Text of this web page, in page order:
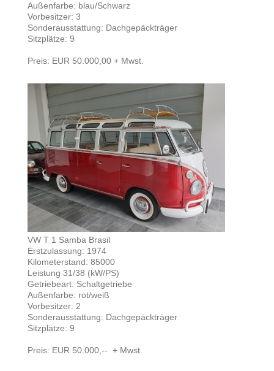
Außenfarbe: blau/Schwarz
Vorbesitzer: 3
Sonderausstattung: Dachgepäckträger
Sitzplätze: 9
Preis: EUR 50.000,00 + Mwst.
VW T 1 Samba Brasil
Erstzulassung: 1974
Kilometerstand: 85000
Leistung 31/38 (kW/PS)
Getriebeart: Schaltgetriebe
Außenfarbe: rot/weiß
Vorbesitzer: 2
Sonderausstattung: Dachgepäckträger
Sitzplätze: 9
Preis: EUR 50.000,-- + Mwst.